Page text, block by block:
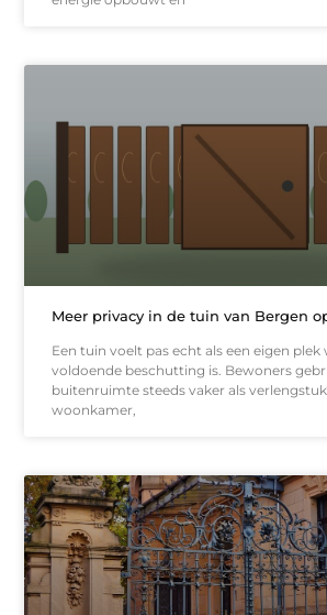
Meer privacy in de tuin van Bergen
Een tuin voelt pas echt als een eigen plek
voldoende beschutting is. Bewoners
buitenruimte steeds vaker als
woonkamer,